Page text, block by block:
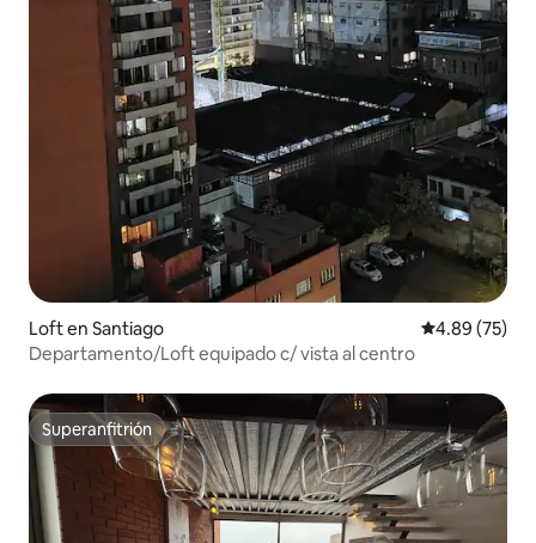
Loft en Santiago Calificación
4.89 (75)
Departamento/Loft equipado c/ vista al centro
Superanfitrión
Superanfitrión